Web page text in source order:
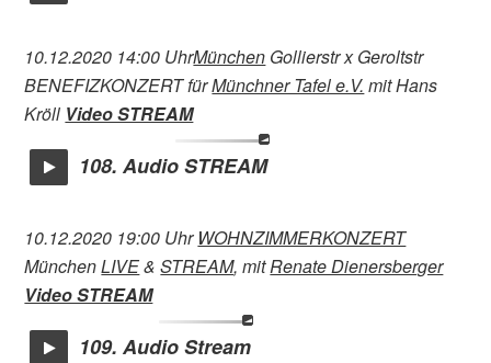
10.12.2020 14:00 UhrMünchen Gollierstr x Geroltstr
BENEFIZKONZERT fürMünchner Tafel e.V. mit Hans
Kröll Video STREAM
108. Audio STREAM
10.12.2020 19:00 Uhr WOHNZIMMERKONZERT
MünchenLIVE&STREAM, mitRenate Dienersberger
Video STREAM
109. Audio Stream